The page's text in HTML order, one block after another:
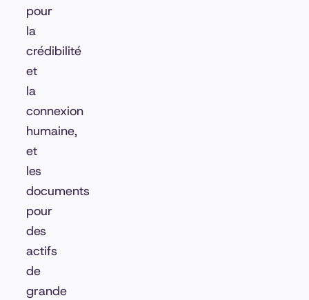
pour
la
crédibilité
et
la
connexion
humaine,
et
les
documents
pour
des
actifs
de
grande